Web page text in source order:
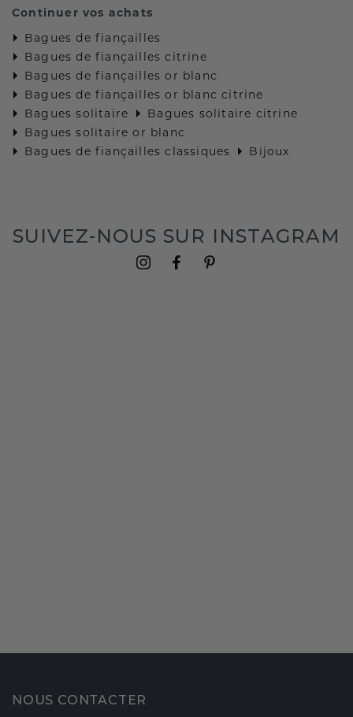
Continuer vos achats
Bagues de fiançailles
Bagues de fiançailles citrine
Bagues de fiançailles or blanc
Bagues de fiançailles or blanc citrine
Bagues solitaire
Bagues solitaire citrine
Bagues solitaire or blanc
Bagues de fiançailles classiques
Bijoux
SUIVEZ-NOUS SUR INSTAGRAM
NOUS CONTACTER